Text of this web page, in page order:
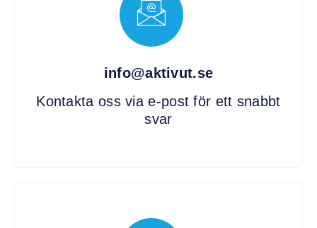
info@aktivut.se
Kontakta oss via e-post för ett snabbt
svar